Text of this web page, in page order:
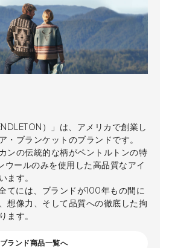
）」は、アメリカで創業し
・ブランケットのブランドです。
ンの伝統的な柄がペントルトンの特
ウールのみを使用した高品質なアイ
ます。
てには、ブランドが100年もの間に
想像力、そして品質への徹底した拘
ます。
ブランド商品一覧へ